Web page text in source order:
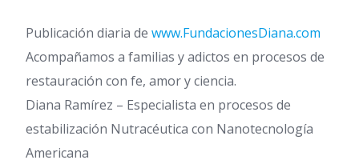
Publicación diaria de www.FundacionesDiana.com
Acompañamos a familias y adictos en procesos de
restauración con fe, amor y ciencia.
Diana Ramírez – Especialista en procesos de
estabilización Nutracéutica con Nanotecnología
Americana